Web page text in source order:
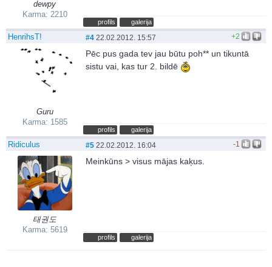
dewpy
Karma: 2210
profils galerija
HenrihsT!
Guru
Karma: 1585
+2
#4 22.02.2012. 15:57
Pēc pus gada tev jau būtu poh** un tikuntā
sistu vai, kas tur 2. bildē
profils galerija
Ridiculus
태권도
Karma: 5619
-1
#5 22.02.2012. 16:04
Meinkūns > visus mājas kaķus.
profils galerija